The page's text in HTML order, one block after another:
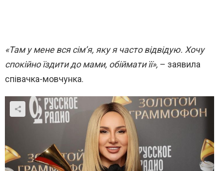
«Там у мене вся сім’я, яку я часто відвідую. Хочу
спокійно їздити до мами, обіймати її», – заявила
співачка-мовчунка.